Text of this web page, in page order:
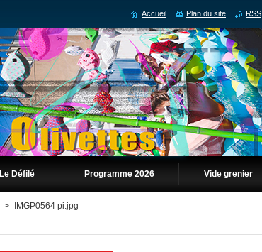
Le Défilé Programme 2026 Vide grenier
> IMGP0564 pi.jpg
Accueil Plan du site RSS